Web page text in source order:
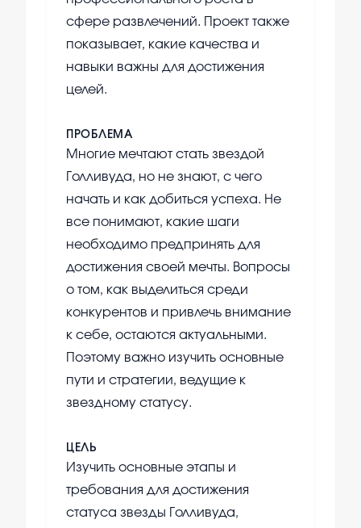
сфере развлечений. Проект также
показывает, какие качества и
навыки важны для достижения
целей.
ПРОБЛЕМА
Многие мечтают стать звездой
Голливуда, но не знают, с чего
начать и как добиться успеха. Не
все понимают, какие шаги
необходимо предпринять для
достижения своей мечты. Вопросы
о том, как выделиться среди
конкурентов и привлечь внимание
к себе, остаются актуальными.
Поэтому важно изучить основные
пути и стратегии, ведущие к
звездному статусу.
ЦЕЛЬ
Изучить основные этапы и
требования для достижения
статуса звезды Голливуда,